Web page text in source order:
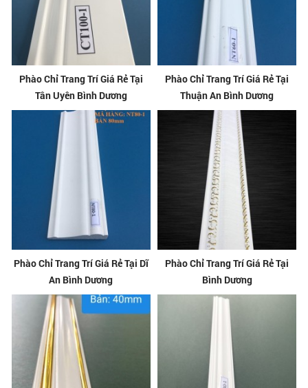
Phào Chỉ Trang Trí Giá Rẻ Tại
Tân Uyên Bình Dương
Phào Chỉ Trang Trí Giá Rẻ Tại
Thuận An Bình Dương
Phào Chỉ Trang Trí Giá Rẻ Tại Dĩ
An Bình Dương
Phào Chỉ Trang Trí Giá Rẻ Tại
Bình Dương